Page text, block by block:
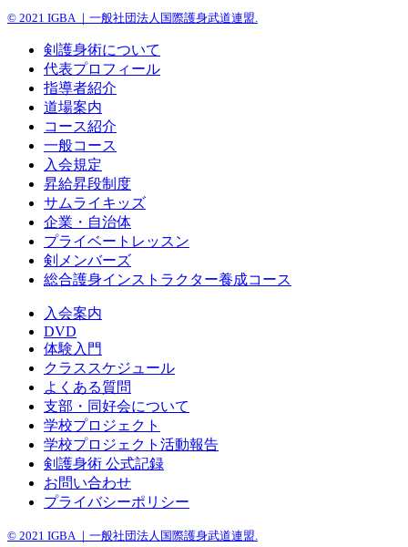
© 2021 IGBA ｜一般社団法人国際護身武道連盟.
剣護身術について
代表プロフィール
指導者紹介
道場案内
コース紹介
一般コース
入会規定
昇給昇段制度
サムライキッズ
企業・自治体
プライベートレッスン
剣メンバーズ
総合護身インストラクター養成コース
入会案内
DVD
体験入門
クラススケジュール
よくある質問
支部・同好会について
学校プロジェクト
学校プロジェクト活動報告
剣護身術 公式記録
お問い合わせ
プライバシーポリシー
© 2021 IGBA ｜一般社団法人国際護身武道連盟.